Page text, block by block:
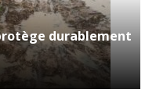
durablement